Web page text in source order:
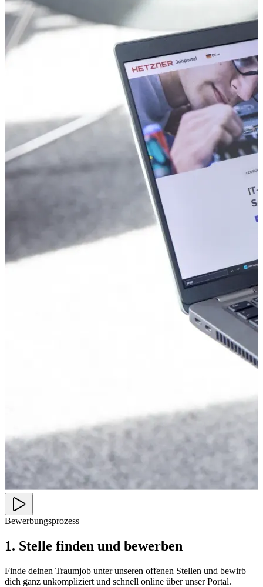
Bewerbungsprozess
1. Stelle finden und bewerben
Finde deinen Traumjob unter unseren offenen Stellen und bewirb
dich ganz unkompliziert und schnell online über unser Portal.